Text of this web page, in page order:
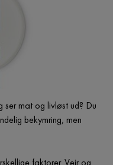
ser mat og livløst ud? Du
bekymring, men
faktorer. Vejr og